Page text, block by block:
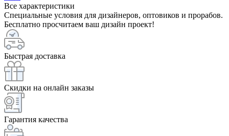
Все характеристики
Специальные условия для дизайнеров, оптовиков и прорабов.
Бесплатно просчитаем ваш дизайн проект!
Быстрая доставка
Скидки на онлайн заказы
Гарантия качества